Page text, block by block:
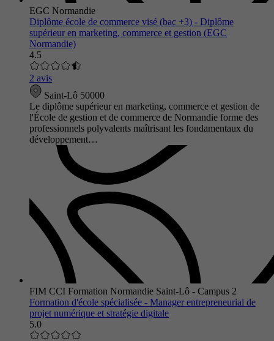
EGC Normandie
Diplôme école de commerce visé (bac +3) - Diplôme
supérieur en marketing, commerce et gestion (EGC
Normandie)
4.5
2 avis
Saint-Lô 50000
Le diplôme supérieur en marketing, commerce et gestion de
l'École de gestion et de commerce de Normandie forme des
professionnels polyvalents maîtrisant les fondamentaux du
développement…
FIM CCI Formation Normandie Saint-Lô - Campus 2
Formation d'école spécialisée - Manager entrepreneurial de
projet numérique et stratégie digitale
5.0